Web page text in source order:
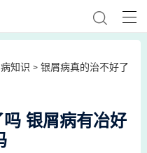
知识 > 银屑病真的治不好了
银屑病有冶好